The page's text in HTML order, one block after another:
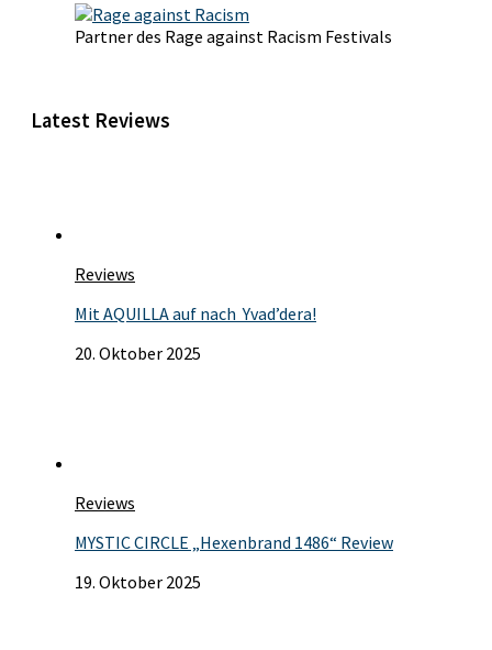
Partner des Rage against Racism Festivals
Latest Reviews
Reviews
Mit AQUILLA auf nach Yvad’dera!
20. Oktober 2025
Reviews
MYSTIC CIRCLE „Hexenbrand 1486“ Review
19. Oktober 2025